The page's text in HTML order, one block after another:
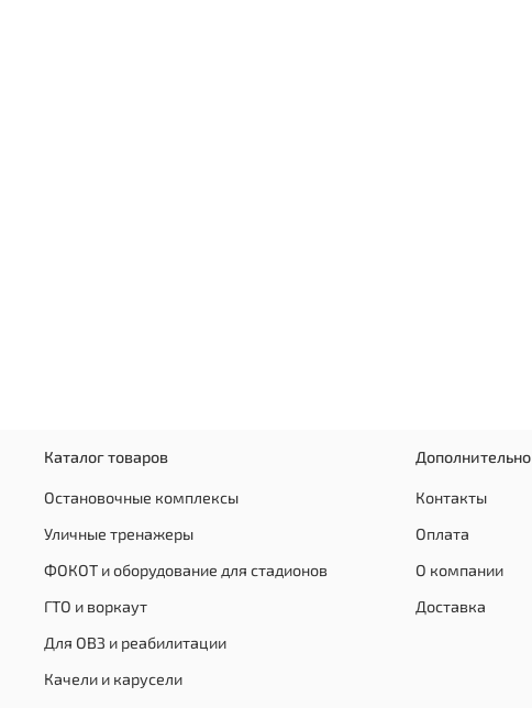
Каталог товаров
Остановочные комплексы
Уличные тренажеры
ФОКОТ и оборудование для стадионов
ГТО и воркаут
Для ОВЗ и реабилитации
Качели и карусели
Дополнительно
Контакты
Оплата
О компании
Доставка